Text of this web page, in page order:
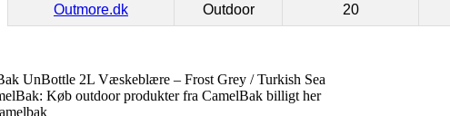
Outmore.dk Outdoor 20
UnBottle 2L Væskeblære – Frost Grey / Turkish Sea
Køb outdoor produkter fra CamelBak billigt her